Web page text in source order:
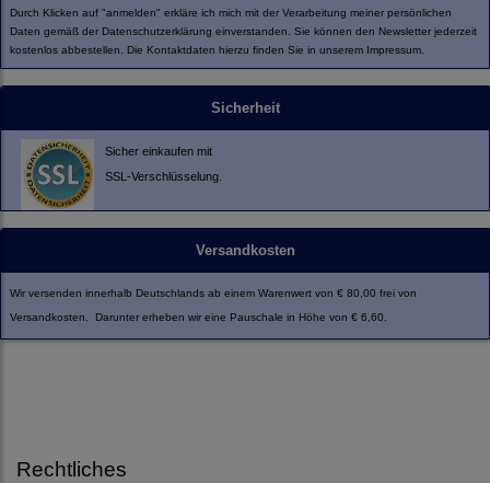
Durch Klicken auf "anmelden" erkläre ich mich mit der Verarbeitung meiner persönlichen
Daten gemäß der Datenschutzerklärung einverstanden. Sie können den Newsletter jederzeit
kostenlos abbestellen. Die Kontaktdaten hierzu finden Sie in unserem Impressum.
Sicherheit
Sicher einkaufen mit
SSL-Verschlüsselung.
Versandkosten
Wir versenden innerhalb Deutschlands ab einem Warenwert von € 80,00 frei von
Versandkosten. Darunter erheben wir eine Pauschale in Höhe von € 6,60.
Rechtliches